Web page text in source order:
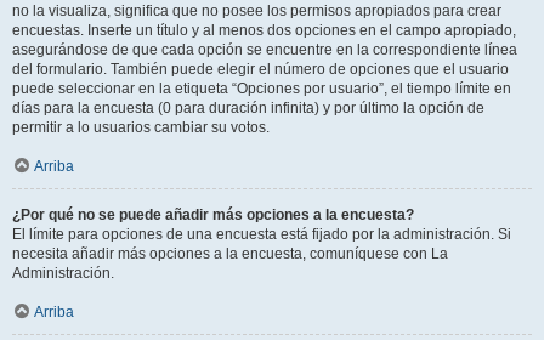
no la visualiza, significa que no posee los permisos apropiados para crear
encuestas. Inserte un título y al menos dos opciones en el campo apropiado,
asegurándose de que cada opción se encuentre en la correspondiente línea
del formulario. También puede elegir el número de opciones que el usuario
puede seleccionar en la etiqueta “Opciones por usuario”, el tiempo límite en
días para la encuesta (0 para duración infinita) y por último la opción de
permitir a lo usuarios cambiar su votos.
Arriba
¿Por qué no se puede añadir más opciones a la encuesta?
El límite para opciones de una encuesta está fijado por la administración. Si
necesita añadir más opciones a la encuesta, comuníquese con La
Administración.
Arriba